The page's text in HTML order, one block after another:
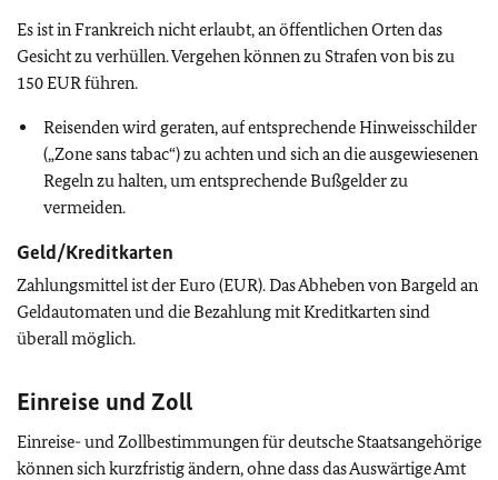
Es ist in Frankreich nicht erlaubt, an öffentlichen Orten das
Gesicht zu verhüllen. Vergehen können zu Strafen von bis zu
150 EUR führen.
Reisenden wird geraten, auf entsprechende Hinweisschilder
(„Zone sans tabac“) zu achten und sich an die ausgewiesenen
Regeln zu halten, um entsprechende Bußgelder zu
vermeiden.
Geld/Kreditkarten
Zahlungsmittel ist der Euro (EUR). Das Abheben von Bargeld an
Geldautomaten und die Bezahlung mit Kreditkarten sind
überall möglich.
Einreise und Zoll
Einreise- und Zollbestimmungen für deutsche Staatsangehörige
können sich kurzfristig ändern, ohne dass das Auswärtige Amt